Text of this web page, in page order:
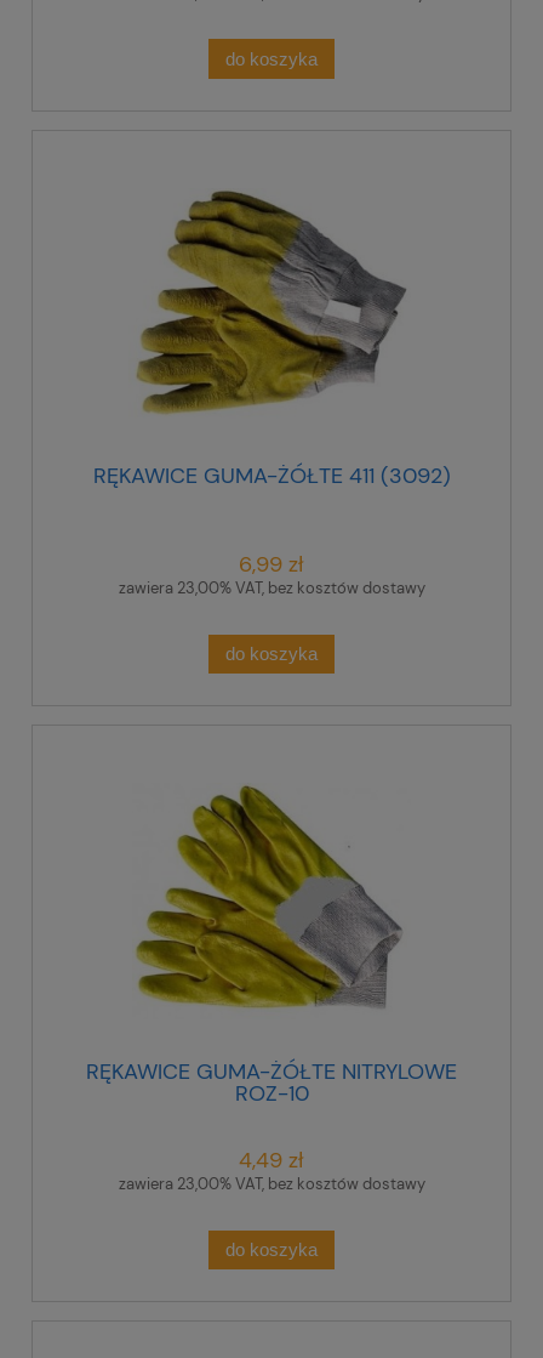
do koszyka
RĘKAWICE GUMA-ŻÓŁTE 411 (3092)
6,99 zł
zawiera 23,00% VAT, bez kosztów dostawy
do koszyka
RĘKAWICE GUMA-ŻÓŁTE NITRYLOWE
ROZ-10
4,49 zł
zawiera 23,00% VAT, bez kosztów dostawy
do koszyka